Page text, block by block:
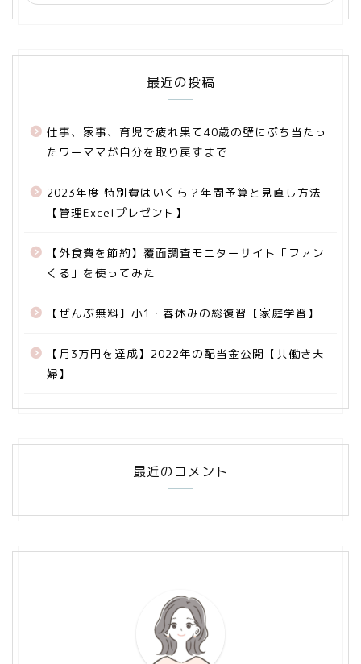
最近の投稿
仕事、家事、育児で疲れ果て40歳の壁にぶち当たっ
たワーママが自分を取り戻すまで
2023年度 特別費はいくら？年間予算と見直し方法
【管理Excelプレゼント】
【外食費を節約】覆面調査モニターサイト「ファン
くる」を使ってみた
【ぜんぶ無料】小1・春休みの総復習【家庭学習】
【月3万円を達成】2022年の配当金公開【共働き夫
婦】
最近のコメント